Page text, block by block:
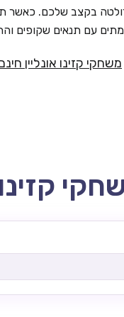
בקצב שלכם. כאשר
עם תנאים שקופים
משחקי קזינו אונליין